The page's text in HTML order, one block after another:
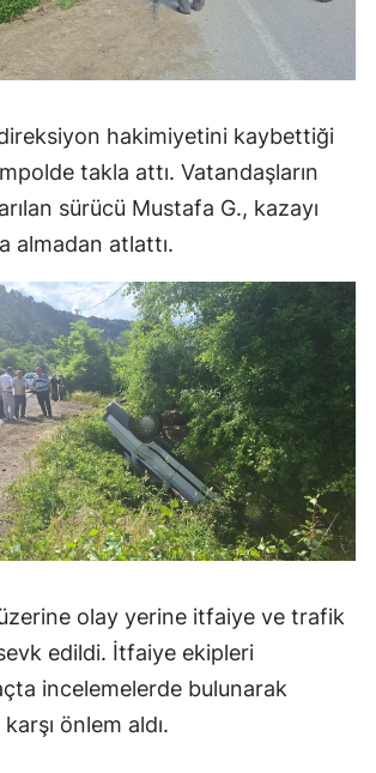
Kahramanmaraş
Mardin
Muş
Nevşehir
Ordu
Rize
Sakarya
Samsun
Siirt
Sinop
Sivas
Tekirdağ
Tokat
hakimiyetini kaybettiği
takla attı. Vatandaşların
sürücü Mustafa G., kazayı
almadan atlattı.
olay yerine itfaiye ve trafik
edildi. İtfaiye ekipleri
incelemelerde bulunarak
önlem aldı.